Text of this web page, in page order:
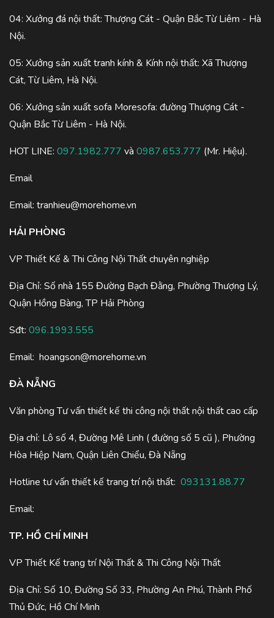
04: Xưởng đá nội thất: Thượng Cát - Quận Bắc Từ Liêm - Hà
Nội.
05: Xưởng sản xuất tranh kính & Kính nội thất: Xã Thượng
Cát, Từ Liêm, Hà Nội.
06: Xưởng sản xuất sofa Moresofa: đường Thượng Cát -
Quận Bắc Từ Liêm - Hà Nội.
HOT LINE: 097.1982.777 và 0987.653.777 (Mr. Hiệu).
Email
Email: tranhieu@morehome.vn
HẢI PHÒNG
VP Thiết Kế & Thi Công Nội Thất chuyên nghiệp
Địa Chỉ: Số nhà 155 Đường Bạch Đằng, Phường Thượng Lý,
Quận Hồng Bàng, TP Hải Phòng
Sđt: 096.1993.555
Email: hoangson@morehome.vn
ĐÀ NẴNG
Văn phòng Tư vấn thiết kế thi công nội thất nội thất cao cấp
Địa chỉ: Lô số 4, Đường Mê Linh ( đường số 5 cũ ), Phường
Hòa Hiệp Nam, Quận Liên Chiểu, Đà Nẵng
Hotline tư vấn thiết kế trang trí nội thất: 093131.88.77
Email:
TP. HỒ CHÍ MINH
VP Thiết Kế trang trí Nội Thất & Thi Công Nội Thất
Địa Chỉ: Số 10, Đường Số 33, Phường An Phú, Thành Phố
Thủ Đức, Hồ Chí Minh